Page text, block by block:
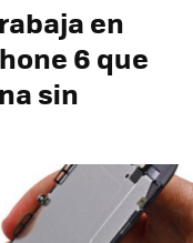
en
6 que
sin